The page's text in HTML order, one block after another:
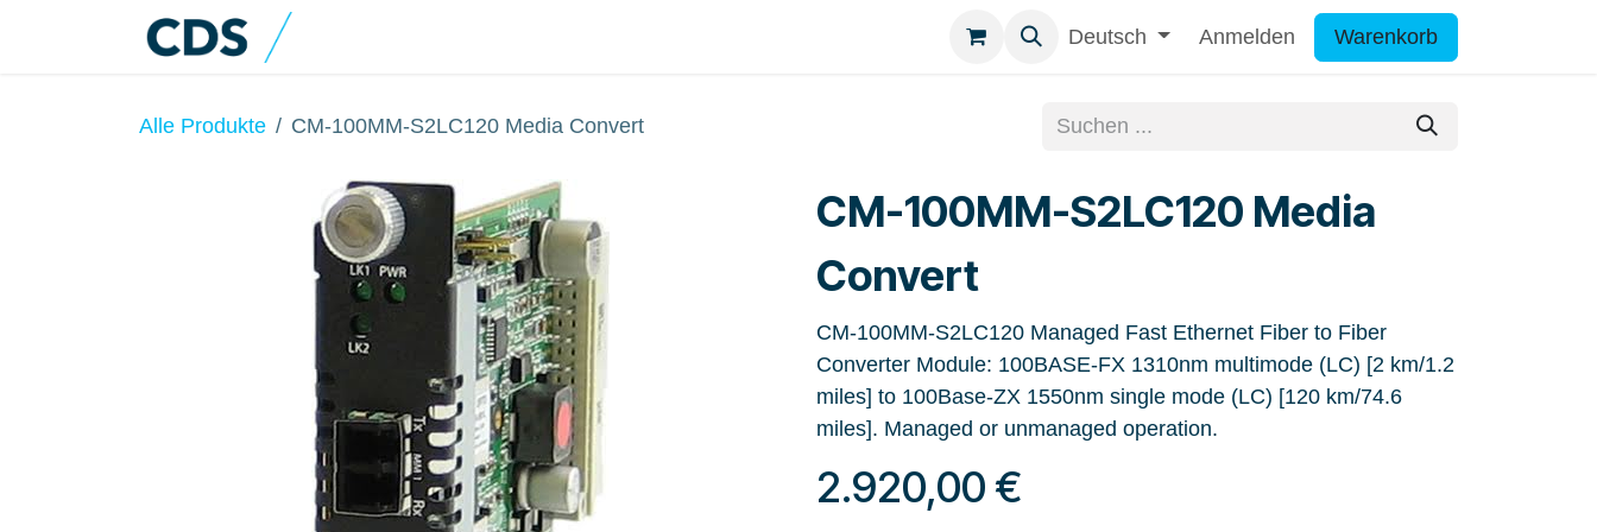
Zum Inhalt springen
Deutsch Anmelden Warenkorb
Alle Produkte CM-100MM-S2LC120 Media Convert
CM-100MM-S2LC120 Media
Convert
CM-100MM-S2LC120 Managed Fast Ethernet Fiber to Fiber
Converter Module: 100BASE-FX 1310nm multimode (LC) [2 km/1.2
miles] to 100Base-ZX 1550nm single mode (LC) [120 km/74.6
miles]. Managed or unmanaged operation.
2.920,00 €